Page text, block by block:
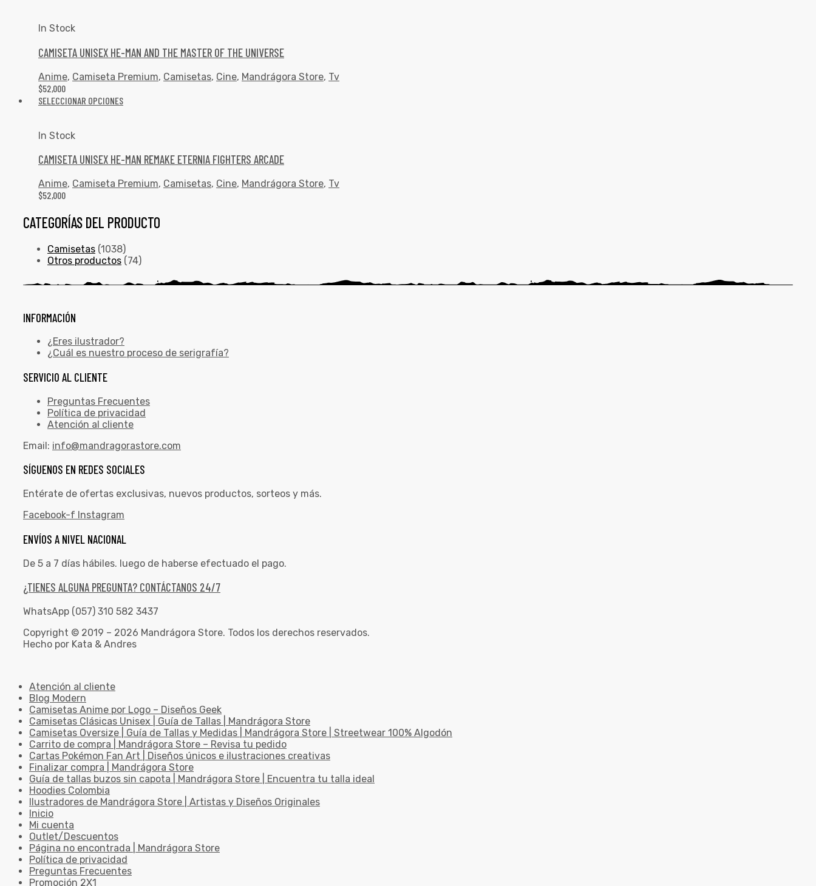
In Stock
CAMISETA UNISEX HE-MAN AND THE MASTER OF THE UNIVERSE
Anime, Camiseta Premium, Camisetas, Cine, Mandrágora Store, Tv
$52,000
SELECCIONAR OPCIONES
In Stock
CAMISETA UNISEX HE-MAN REMAKE ETERNIA FIGHTERS ARCADE
Anime, Camiseta Premium, Camisetas, Cine, Mandrágora Store, Tv
$52,000
CATEGORÍAS DEL PRODUCTO
Camisetas (1038)
Otros productos (74)
INFORMACIÓN
¿Eres ilustrador?
¿Cuál es nuestro proceso de serigrafía?
SERVICIO AL CLIENTE
Preguntas Frecuentes
Política de privacidad
Atención al cliente
Email: info@mandragorastore.com
SÍGUENOS EN REDES SOCIALES
Entérate de ofertas exclusivas, nuevos productos, sorteos y más.
Facebook-f Instagram
ENVÍOS A NIVEL NACIONAL
De 5 a 7 días hábiles. luego de haberse efectuado el pago.
¿TIENES ALGUNA PREGUNTA? CONTÁCTANOS 24/7
WhatsApp (057) 310 582 3437
Copyright © 2019 – 2026 Mandrágora Store. Todos los derechos reservados.
Hecho por Kata & Andres
Atención al cliente
Blog Modern
Camisetas Anime por Logo – Diseños Geek
Camisetas Clásicas Unisex | Guía de Tallas | Mandrágora Store
Camisetas Oversize | Guía de Tallas y Medidas | Mandrágora Store | Streetwear 100% Algodón
Carrito de compra | Mandrágora Store – Revisa tu pedido
Cartas Pokémon Fan Art | Diseños únicos e ilustraciones creativas
Finalizar compra | Mandrágora Store
Guía de tallas buzos sin capota | Mandrágora Store | Encuentra tu talla ideal
Hoodies Colombia
Ilustradores de Mandrágora Store | Artistas y Diseños Originales
Inicio
Mi cuenta
Outlet/Descuentos
Página no encontrada | Mandrágora Store
Política de privacidad
Preguntas Frecuentes
Promoción 2X1